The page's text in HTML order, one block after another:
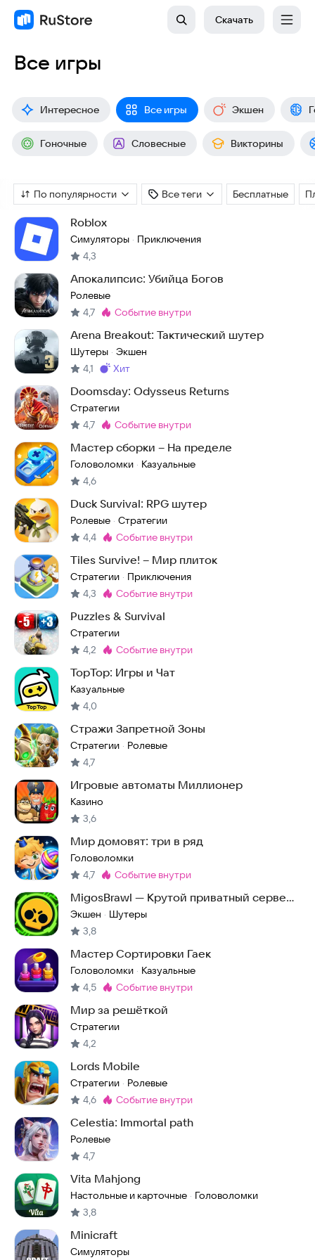
Скачать
Все игры
Интересное Все игры Экшен
Гоночные Словесные Викторины
По популярности Все теги Бесплатные
Roblox
Симуляторы · Приключения
4,3
Апокалипсис: Убийца Богов
Ролевые
4,7 Метка:
событие внутри
Arena Breakout: Тактический шутер
Шутеры · Экшен
4,1 Метка
хит
Doomsday: Odysseus Returns
Стратегии
4,7 Метка:
событие внутри
Мастер сборки – На пределе
Головоломки · Казуальные
4,6
Duck Survival: RPG шутер
Ролевые · Стратегии
4,4 Метка:
событие внутри
Tiles Survive! – Мир плиток
Стратегии · Приключения
4,3
Метка:
событие внутри
Puzzles & Survival
Стратегии
4,2
Метка:
событие внутри
TopTop: Игры и Чат
Казуальные
4,0
Стражи Запретной Зоны
Стратегии · Ролевые
4,7
Игровые автоматы Миллионер
Казино
3,6
Мир домовят: три в ряд
Головоломки
4,7 Метка:
событие внутри
MigosBrawl — Крутой приватный сервер
Brawl Stars
Экшен · Шутеры
3,8
Мастер Сортировки Гаек
Головоломки · Казуальные
4,5 Метка:
событие внутри
Мир за решёткой
Стратегии
4,2
Lords Mobile
Стратегии · Ролевые
4,6 Метка:
событие внутри
Celestia: Immortal path
Ролевые
4,7
Vita Mahjong
Настольные и карточные · Головоломки
3,8
Minicraft
Симуляторы